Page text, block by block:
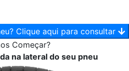
o seu Pneu? Clique aqui para consultar
Começar?
na lateral do seu pneu